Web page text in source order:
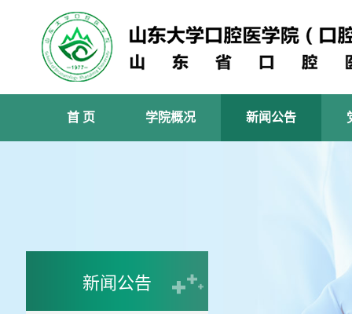
首 页 学院概况 新闻公告
新闻公告